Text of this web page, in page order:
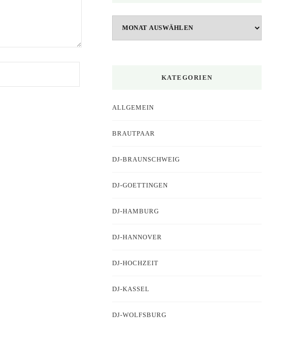
KATEGORIEN
ALLGEMEIN
BRAUTPAAR
DJ-BRAUNSCHWEIG
DJ-GOETTINGEN
DJ-HAMBURG
DJ-HANNOVER
DJ-HOCHZEIT
DJ-KASSEL
DJ-WOLFSBURG